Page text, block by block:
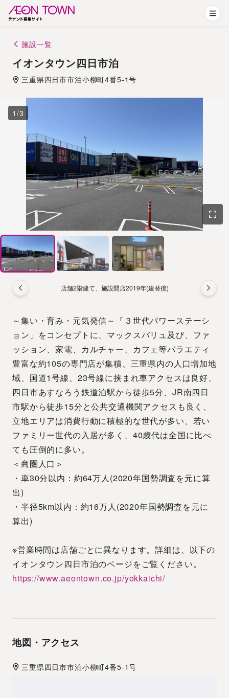
施設一覧
イオンタウン四日市泊
三重県四日市市泊小柳町4番5-1号
1 /3
店舗2階建て、施設開店2019年(建替後)
～集い・育み・元気発信～「３世代パワーステーシ
ョン」をコンセプトに、マックスバリュ及び、ファ
ッション、家電、カルチャー、カフェ等バラエティ
豊富な約105の専門店が集積、三重県内の人口増加地
域、国道1号線、23号線に挟まれ車アクセスは良好、
四日市あすなろう鉄道泊駅から徒歩5分、JR南四日
市駅から徒歩15分と公共交通機関アクセスも良く、
立地エリアは消費行動に積極的な世代が多い、若い
ファミリー世代の入居が多く、40歳代は全国に比べ
ても圧倒的に多い。
＜商圏人口＞
・車30分以内：約64万人(2020年国勢調査を元に算
出)
・半径5km以内：約16万人(2020年国勢調査を元に
算出)
※営業時間は店舗ごとに異なります。詳細は、以下の
イオンタウン四日市泊のページをご覧ください。
https://www.aeontown.co.jp/yokkaichi/
地図・アクセス
三重県四日市市泊小柳町4番5-1号